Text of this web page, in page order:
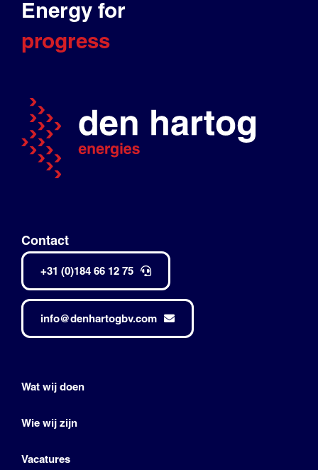
Energy for
progress
Contact
+31 (0)184 66 12 75
info@denhartogbv.com
Wat wij doen
Wie wij zijn
Vacatures